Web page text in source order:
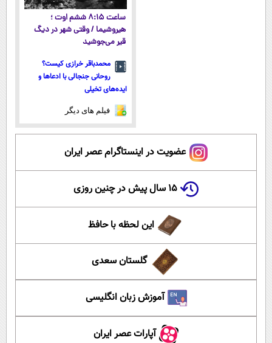
ساعت ۸:۱۵ ششم اوت ؛
هیروشیما / وقتی شهر در دیگ
قیر می‌جوشید
محمدباقر خرازی کیست؟
روحانی جنجالی با ادعاها و
ایده‌های تخیلی
فیلم های دیگر
عضویت در اینستاگرام عصر ایران
۱۵ سال پیش در چنین روزی
این لحظه با حافظ
گلستان سعدی
آموزش زبان انگلیسی
آپارات عصر ایران